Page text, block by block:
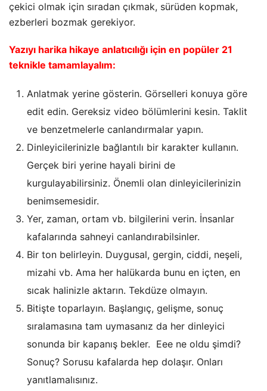
çekici olmak için sıradan çıkmak, sürüden kopmak,
ezberleri bozmak gerekiyor.
Yazıyı harika hikaye anlatıcılığı için en popüler 21
teknikle tamamlayalım:
Anlatmak yerine gösterin. Görselleri konuya göre
edit edin. Gereksiz video bölümlerini kesin. Taklit
ve benzetmelerle canlandırmalar yapın.
Dinleyicilerinizle bağlantılı bir karakter kullanın.
Gerçek biri yerine hayali birini de
kurgulayabilirsiniz. Önemli olan dinleyicilerinizin
benimsemesidir.
Yer, zaman, ortam vb. bilgilerini verin. İnsanlar
kafalarında sahneyi canlandırabilsinler.
Bir ton belirleyin. Duygusal, gergin, ciddi, neşeli,
mizahi vb. Ama her halükarda bunu en içten, en
sıcak halinizle aktarın. Tekdüze olmayın.
Bitişte toparlayın. Başlangıç, gelişme, sonuç
sıralamasına tam uymasanız da her dinleyici
sonunda bir kapanış bekler. Eee ne oldu şimdi?
Sonuç? Sorusu kafalarda hep dolaşır. Onları
yanıtlamalısınız.